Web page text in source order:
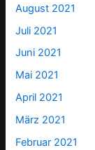
August 2021
Juli 2021
Juni 2021
Mai 2021
April 2021
März 2021
Februar 2021